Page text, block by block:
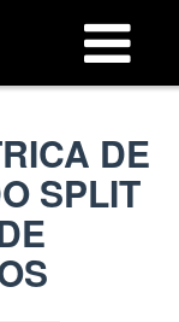
Menu
DE
SPLIT